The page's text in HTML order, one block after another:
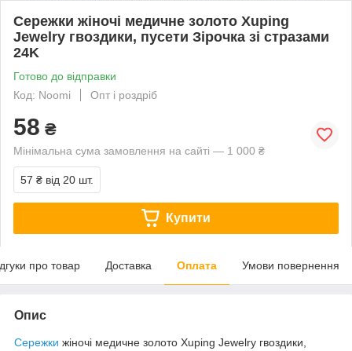
Сережки жіночі медичне золото Xuping
Jewelry гвоздики, пусети Зірочка зі стразами
24K
Готово до відправки
Код: Noomi
Опт і роздріб
58 ₴
Мінімальна сума замовлення на сайті — 1 000 ₴
57 ₴ від 20 шт.
Купити
про товар Доставка Оплата Умови повернення
Опис
Сережки жіночі медичне золото Xuping Jewelry гвоздики,